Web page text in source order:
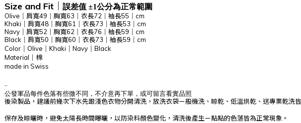
Size and Fit｜ 誤差值 ±1公分為正常範圍
Olive｜肩寬49｜胸寬63｜衣長72｜袖長55｜cm
Khaki｜肩寬48｜胸寬61｜衣長73｜袖長53｜cm
Navy｜肩寬52｜胸寬62｜衣長76｜袖長59｜cm
Black｜肩寬50｜胸寬60｜衣長73｜袖長59｜cm
Color｜Olive｜Khaki｜Navy｜Black
Material｜棉
made in Swiss
–
公發軍品每件色落有些微不同，不介意再下單，或可留言看實品照
後染製品，建議前幾次下水先跟淺色衣物分開清洗，放洗衣袋ㄧ般機洗、晾乾、低溫烘乾、送專業乾洗
保存及晾曬時，避免太陽長時間曝曬，以防染料顏色變化，清洗後產生ㄧ點點的色落皆為正常現象。